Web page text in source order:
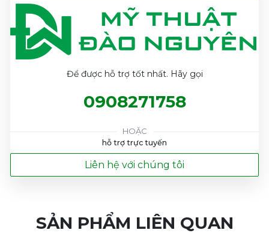
Để được hỗ trợ tốt nhất. Hãy gọi
0908271758
HOẶC
hỗ trợ trực tuyến
Liên hệ với chúng tôi
SẢN PHẨM LIÊN QUAN